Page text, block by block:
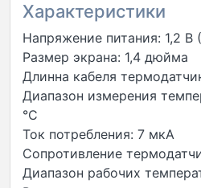
Характеристики
Напряжение питания: 1,2 В
Размер экрана: 1,4 дюйма
Длинна кабеля
Диапазон измерения
°С
Ток потребления: 7 мкА
Сопротивление
Диапазон рабочих